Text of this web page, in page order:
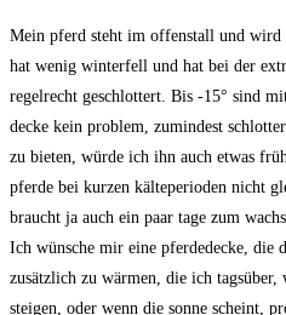
Mein pferd steht im offenstall und wird
hat wenig winterfell und hat bei der
regelrecht geschlottert. Bis -15° sind
decke kein problem, zumindest
zu bieten, würde ich ihn auch etwas
pferde bei kurzen kälteperioden nicht
braucht ja auch ein paar tage zum
Ich wünsche mir eine pferdedecke, die
zusätzlich zu wärmen, die ich tagsüber,
steigen, oder wenn die sonne scheint,